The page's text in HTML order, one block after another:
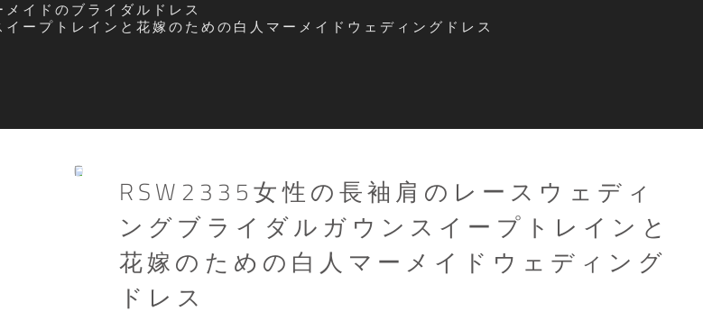
メイドのブライダルドレス
ープトレインと花嫁のための白人マーメイドウェディングドレス
RSW2335女性の長袖肩のレースウェディ
ングブライダルガウンスイープトレインと
花嫁のための白人マーメイドウェディング
ドレス